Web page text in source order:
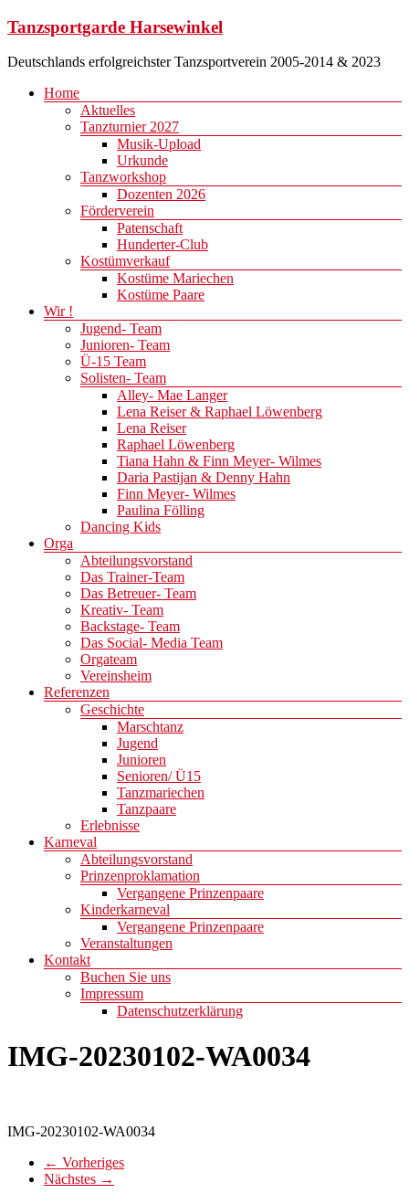
Zum
springen
Tanzsportgarde Harsewinkel
Deutschlands erfolgreichster Tanzsportverein 2005-2014 & 2023
Menü
Home
Aktuelles
Tanzturnier 2027
Musik-Upload
Urkunde
Tanzworkshop
Dozenten 2026
Förderverein
Patenschaft
Hunderter-Club
Kostümverkauf
Kostüme Mariechen
Kostüme Paare
Wir !
Jugend- Team
Junioren- Team
Ü-15 Team
Solisten- Team
Alley- Mae Langer
Lena Reiser & Raphael Löwenberg
Lena Reiser
Raphael Löwenberg
Tiana Hahn & Finn Meyer- Wilmes
Daria Pastijan & Denny Hahn
Finn Meyer- Wilmes
Paulina Fölling
Dancing Kids
Orga
Abteilungsvorstand
Das Trainer-Team
Das Betreuer- Team
Kreativ- Team
Backstage- Team
Das Social- Media Team
Orgateam
Vereinsheim
Referenzen
Geschichte
Marschtanz
Jugend
Junioren
Senioren/ Ü15
Tanzmariechen
Tanzpaare
Erlebnisse
Karneval
Abteilungsvorstand
Prinzenproklamation
Vergangene Prinzenpaare
Kinderkarneval
Vergangene Prinzenpaare
Veranstaltungen
Kontakt
Buchen Sie uns
Impressum
Datenschutzerklärung
IMG-20230102-WA0034
IMG-20230102-WA0034
← Vorheriges
Nächstes →